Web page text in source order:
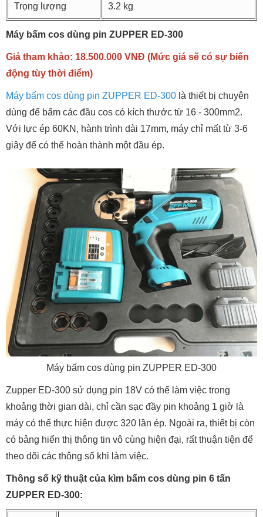
Trọng lượng 3.2 kg
Máy bấm cos dùng pin ZUPPER ED-300
Giá tham khảo: 18.500.000 VNĐ (Mức giá sẽ có sự biến
động tùy thời điểm)
Máy bấm cos dùng pin ZUPPER ED-300 là thiết bị chuyên
dùng để bấm các đầu cos có kích thước từ 16 - 300mm2.
Với lực ép 60KN, hành trình dài 17mm, máy chỉ mất từ 3-6
giây để có thể hoàn thành một đầu ép.
Máy bấm cos dùng pin ZUPPER ED-300
Zupper ED-300 sử dụng pin 18V có thể làm việc trong
khoảng thời gian dài, chỉ cần sạc đầy pin khoảng 1 giờ là
máy có thể thực hiện được 320 lần ép. Ngoài ra, thiết bị còn
có bảng hiển thị thông tin vô cùng hiện đại, rất thuận tiện để
theo dõi các thông số khi làm việc.
Thông số kỹ thuật của kìm bấm cos dùng pin 6 tấn
ZUPPER ED-300: